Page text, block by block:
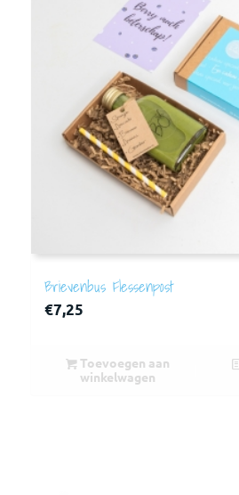
Brievenbus Flessenpost
€7,25
Toevoegen aan
winkelwagen